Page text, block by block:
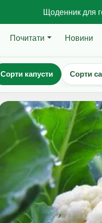
Щоденник для
Почитати Новини
Сорти капусти Сорти